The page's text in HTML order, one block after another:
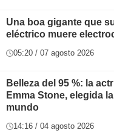
Una boa gigante que
eléctrico muere
05:20 / 07 agosto 2026
Belleza del 95 %: la
Emma Stone, elegida
mundo
14:16 / 04 agosto 2026